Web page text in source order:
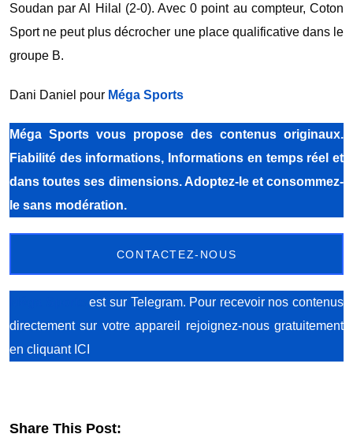
Soudan par Al Hilal (2-0). Avec 0 point au compteur, Coton
Sport ne peut plus décrocher une place qualificative dans le
groupe B.
Dani Daniel pour Méga Sports
Méga Sports vous propose des contenus originaux.
Fiabilité des informations, Informations en temps réel et
dans toutes ses dimensions. Adoptez-le et consommez-
le sans modération.
CONTACTEZ-NOUS
est sur Telegram. Pour recevoir nos contenus
directement sur votre appareil rejoignez-nous gratuitement
en cliquant ICI
Share This Post: